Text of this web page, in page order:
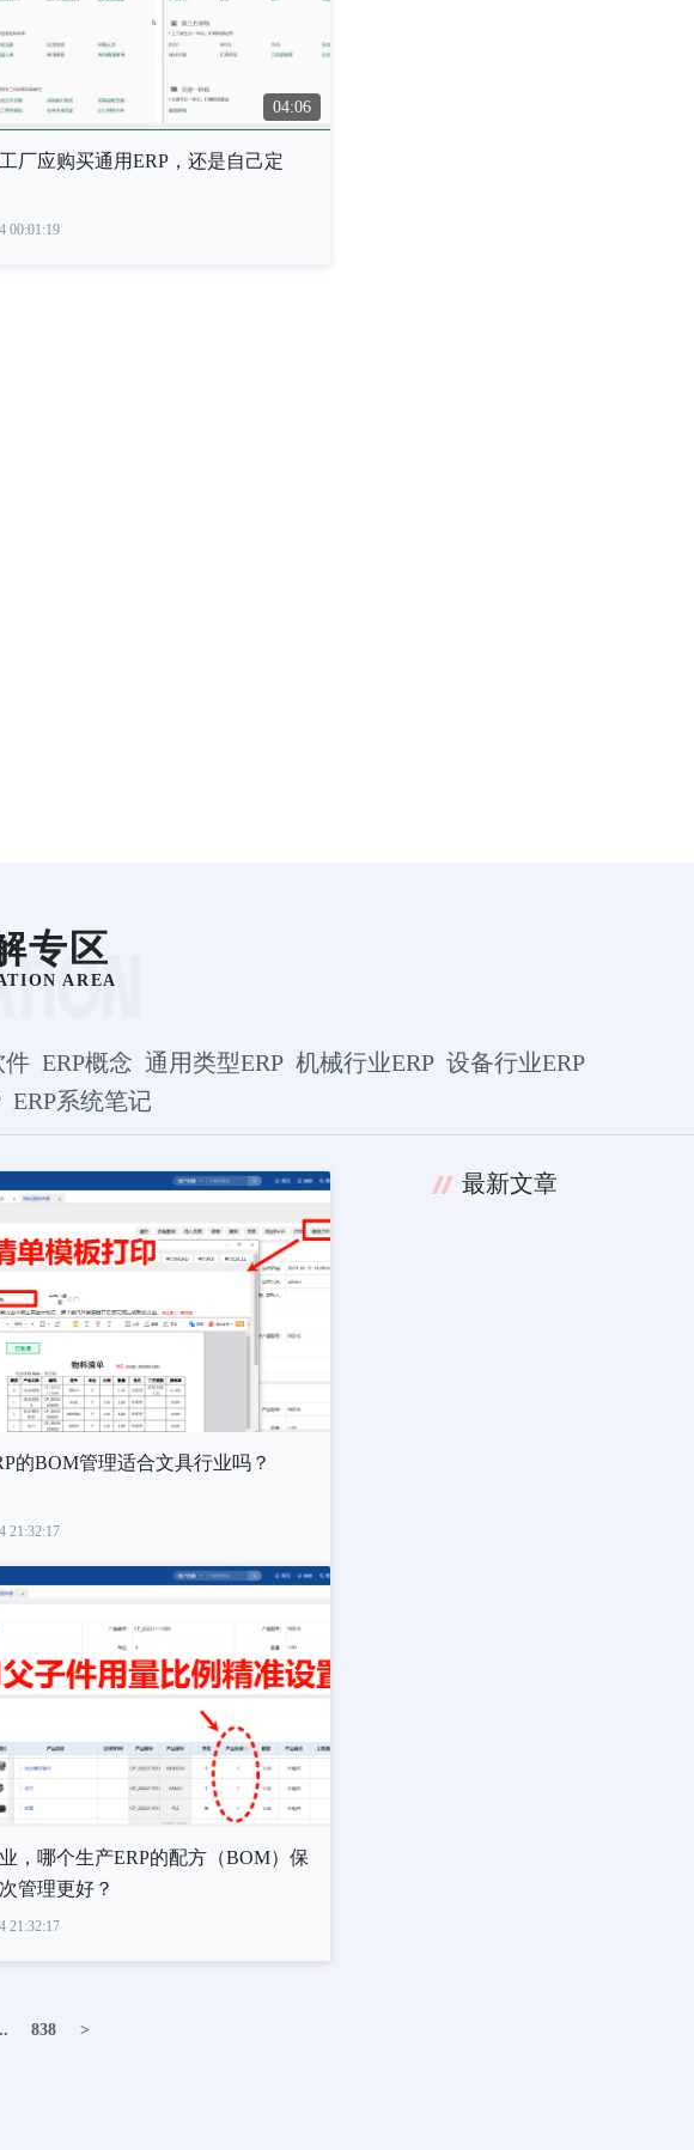
04:06
厂应购买通用ERP，还是自己定
00:01:19
专区
AREA
件 ERP概念 通用类型ERP 机械行业ERP 设备行业ERP
ERP系统笔记
的BOM管理适合文具行业吗？
21:32:17
，哪个生产ERP的配方（BOM）保
管理更好？
21:32:17
838 >
最新文章